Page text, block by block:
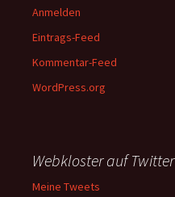
Anmelden
Eintrags-Feed
Kommentar-Feed
WordPress.org
Webkloster auf Twitter
Meine Tweets